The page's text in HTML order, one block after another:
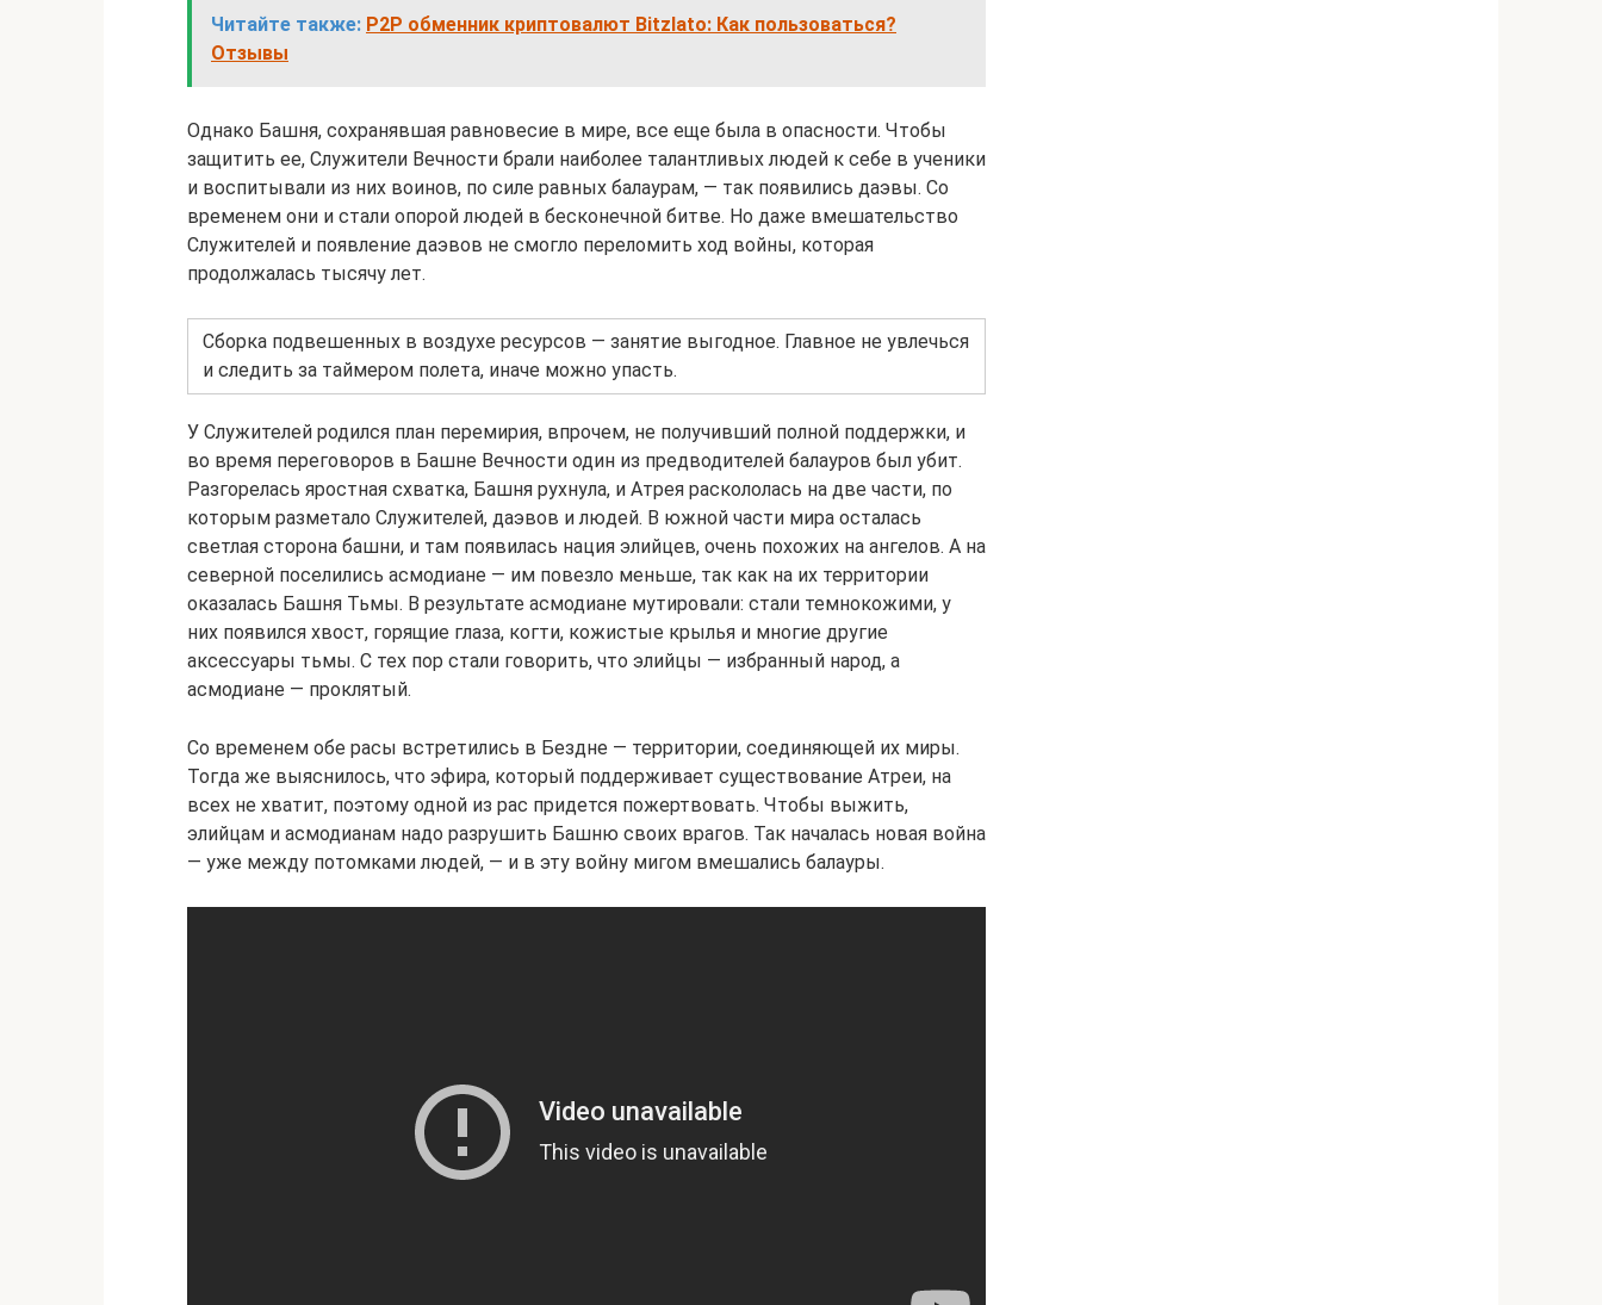
Читайте также: P2P обменник криптовалют Bitzlato: Как пользоваться?
Отзывы
Однако Башня, сохранявшая равновесие в мире, все еще была в опасности. Чтобы
защитить ее, Служители Вечности брали наиболее талантливых людей к себе в ученики
и воспитывали из них воинов, по силе равных балаурам, — так появились даэвы. Со
временем они и стали опорой людей в бесконечной битве. Но даже вмешательство
Служителей и появление даэвов не смогло переломить ход войны, которая
продолжалась тысячу лет.
Сборка подвешенных в воздухе ресурсов — занятие выгодное. Главное не увлечься
и следить за таймером полета, иначе можно упасть.
У Служителей родился план перемирия, впрочем, не получивший полной поддержки, и
во время переговоров в Башне Вечности один из предводителей балауров был убит.
Разгорелась яростная схватка, Башня рухнула, и Атрея раскололась на две части, по
которым разметало Служителей, даэвов и людей. В южной части мира осталась
светлая сторона башни, и там появилась нация элийцев, очень похожих на ангелов. А на
северной поселились асмодиане — им повезло меньше, так как на их территории
оказалась Башня Тьмы. В результате асмодиане мутировали: стали темнокожими, у
них появился хвост, горящие глаза, когти, кожистые крылья и многие другие
аксессуары тьмы. С тех пор стали говорить, что элийцы — избранный народ, а
асмодиане — проклятый.
Со временем обе расы встретились в Бездне — территории, соединяющей их миры.
Тогда же выяснилось, что эфира, который поддерживает существование Атреи, на
всех не хватит, поэтому одной из рас придется пожертвовать. Чтобы выжить,
элийцам и асмодианам надо разрушить Башню своих врагов. Так началась новая война
— уже между потомками людей, — и в эту войну мигом вмешались балауры.